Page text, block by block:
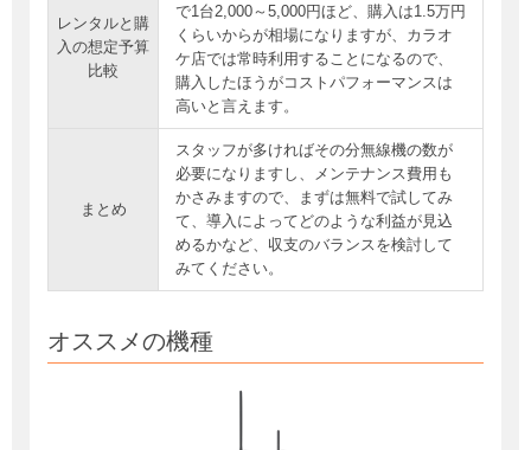
レンタルと購
入の想定予算
比較
で1台2,000～5,000円ほど、購入は1.5万円
くらいからが相場になりますが、カラオ
ケ店では常時利用することになるので、
購入したほうがコストパフォーマンスは
高いと言えます。
まとめ
スタッフが多ければその分無線機の数が
必要になりますし、メンテナンス費用も
かさみますので、まずは無料で試してみ
て、導入によってどのような利益が見込
めるかなど、収支のバランスを検討して
みてください。
オススメの機種